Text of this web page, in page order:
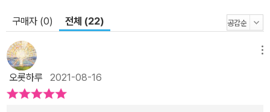
구매자 (0) 전체 (22)
오롯하루 2021-08-16